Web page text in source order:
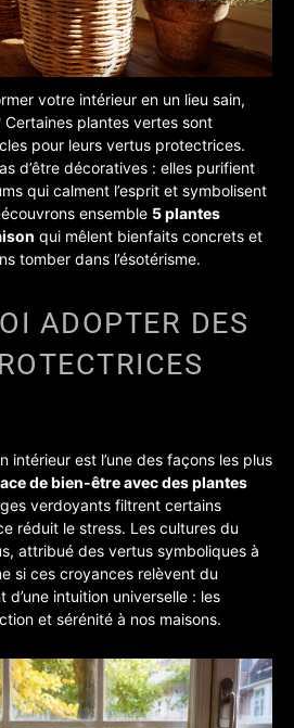
votre intérieur en un lieu sain,
plantes vertes sont
pour leurs vertus protectrices.
d’être décoratives : elles purifient
qui calment l’esprit et symbolisent
ensemble 5 plantes
qui mêlent bienfaits concrets et
tomber dans l’ésotérisme.
ADOPTER DES
intérieur est l’une des façons les plus
de bien-être avec des plantes
verdoyants filtrent certains
réduit le stress. Les cultures du
attribué des vertus symboliques à
si ces croyances relèvent du
intuition universelle : les
et sérénité à nos maisons.